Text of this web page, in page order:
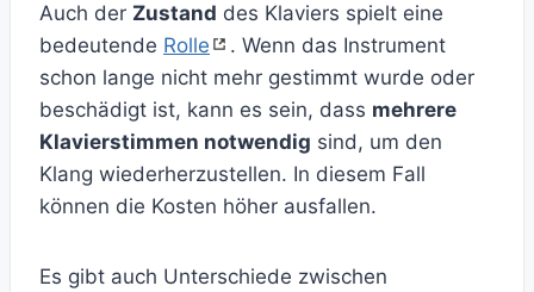
Auch der Zustand des Klaviers spielt eine
bedeutende Rolle
. Wenn das Instrument
schon lange nicht mehr gestimmt wurde oder
beschädigt ist, kann es sein, dass mehrere
Klavierstimmen notwendig sind, um den
Klang wiederherzustellen. In diesem Fall
können die Kosten höher ausfallen.
Es gibt auch Unterschiede zwischen